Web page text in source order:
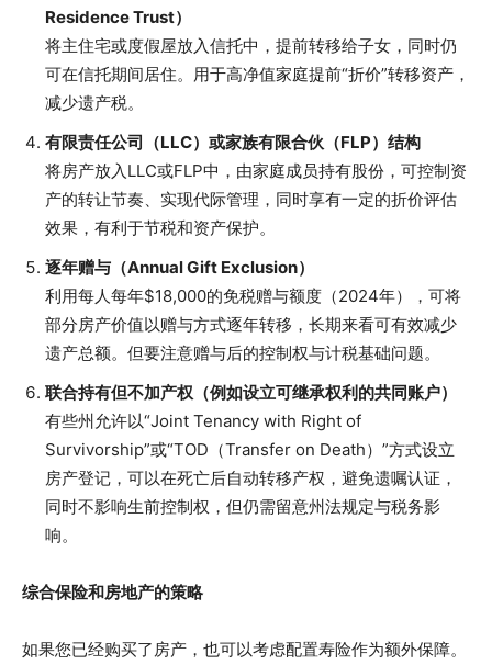
Residence Trust）
将主住宅或度假屋放入信托中，提前转移给子女，同时仍
可在信托期间居住。用于高净值家庭提前“折价”转移资产，
减少遗产税。
有限责任公司（LLC）或家族有限合伙（FLP）结构
将房产放入LLC或FLP中，由家庭成员持有股份，可控制资
产的转让节奏、实现代际管理，同时享有一定的折价评估
效果，有利于节税和资产保护。
逐年赠与（Annual Gift Exclusion）
利用每人每年$18,000的免税赠与额度（2024年），可将
部分房产价值以赠与方式逐年转移，长期来看可有效减少
遗产总额。但要注意赠与后的控制权与计税基础问题。
联合持有但不加产权（例如设立可继承权利的共同账户）
有些州允许以“Joint Tenancy with Right of
Survivorship”或“TOD（Transfer on Death）”方式设立
房产登记，可以在死亡后自动转移产权，避免遗嘱认证，
同时不影响生前控制权，但仍需留意州法规定与税务影
响。
综合保险和房地产的策略
如果您已经购买了房产，也可以考虑配置寿险作为额外保障。